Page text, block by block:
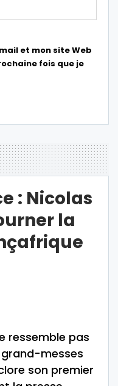
et mon site Web
fois que je
: Nicolas
la
ressemble pas
messes
son premier